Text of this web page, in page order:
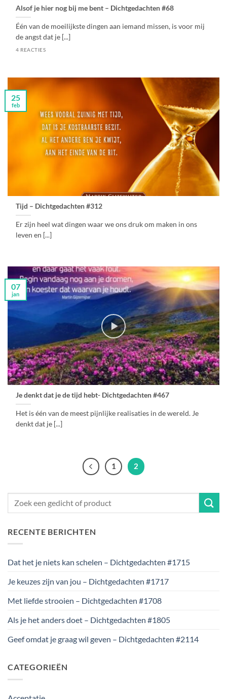
Alsof je hier nog bij me bent – Dichtgedachten #68
Één van de moeilijkste dingen aan iemand missen, is voor mij
de angst dat je [...]
4 REACTIES
Tijd – Dichtgedachten #312
Er zijn heel wat dingen waar we ons druk om maken in ons
leven en [...]
25
feb
Je denkt dat je de tijd hebt- Dichtgedachten #467
Het is één van de meest pijnlijke realisaties in de wereld. Je
denkt dat je [...]
07
jan
1 2
RECENTE BERICHTEN
Dat het je niets kan schelen – Dichtgedachten #1715
Je keuzes zijn van jou – Dichtgedachten #1717
Met liefde strooien – Dichtgedachten #1708
Als je het anders doet – Dichtgedachten #1805
Geef omdat je graag wil geven – Dichtgedachten #2114
CATEGORIEËN